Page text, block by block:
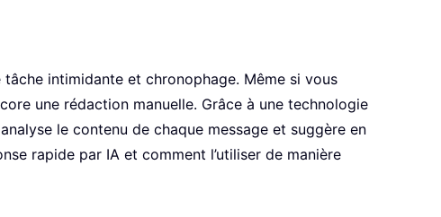
tâche intimidante et chronophage. Même si vous
une rédaction manuelle. Grâce à une technologie
le contenu de chaque message et suggère en
rapide par IA et comment l’utiliser de manière